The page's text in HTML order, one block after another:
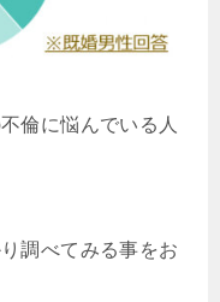
倫に悩んでいる人
調べてみる事をお